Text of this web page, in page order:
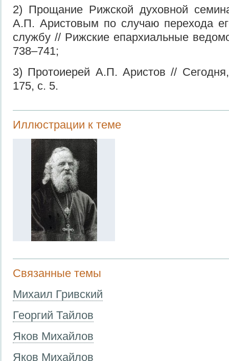
2) Прощание Рижской духовной
А.П. Аристовым по случаю перехода
службу // Рижские епархиальные
738–741;
3) Протоиерей А.П. Аристов //
175, с. 5.
Иллюстрации к теме
Связанные темы
Михаил Гривский
Георгий Тайлов
Яков Михайлов
Яков Михайлов